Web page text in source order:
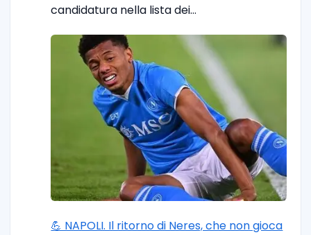
candidatura nella lista dei…
💪 NAPOLI. Il ritorno di Neres, che non gioca